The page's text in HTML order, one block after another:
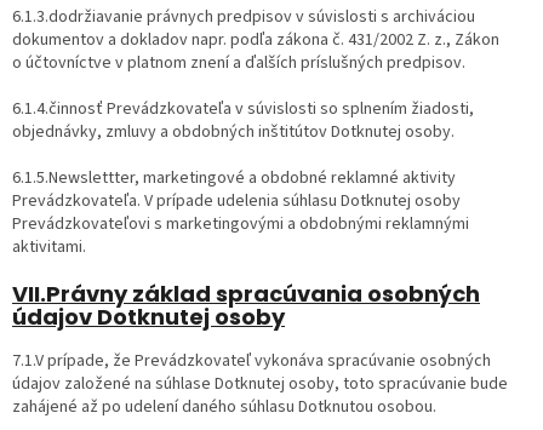
6.1.3.dodržiavanie právnych predpisov v súvislosti s archiváciou
dokumentov a dokladov napr. podľa zákona č. 431/2002 Z. z., Zákon
o účtovníctve v platnom znení a ďalších príslušných predpisov.
6.1.4.činnosť Prevádzkovateľa v súvislosti so splnením žiadosti,
objednávky, zmluvy a obdobných inštitútov Dotknutej osoby.
6.1.5.Newslettter, marketingové a obdobné reklamné aktivity
Prevádzkovateľa. V prípade udelenia súhlasu Dotknutej osoby
Prevádzkovateľovi s marketingovými a obdobnými reklamnými
aktivitami.
VII.Právny základ spracúvania osobných
údajov Dotknutej osoby
7.1.V prípade, že Prevádzkovateľ vykonáva spracúvanie osobných
údajov založené na súhlase Dotknutej osoby, toto spracúvanie bude
zahájené až po udelení daného súhlasu Dotknutou osobou.